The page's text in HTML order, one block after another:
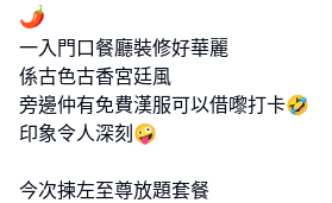
🌶️
一入門口餐廳裝修好華麗
係古色古香宮廷風
旁邊仲有免費漢服可以借嚟打卡🤣
印象令人深刻🤪
今次揀左至尊放題套餐